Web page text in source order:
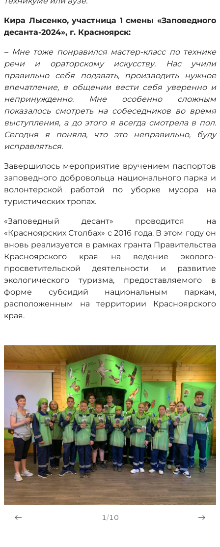
Кира Лысенко, участница 1 смены «Заповедного
десанта-2024», г. Красноярск:
– Мне тоже понравился мастер-класс по технике
речи и ораторскому искусству. Нас учили
правильно себя подавать, производить нужное
впечатление, в общении вести себя уверенно и
непринужденно. Мне особенно сложным
показалось смотреть на собеседников во время
выступления, а до этого я всегда смотрела в пол.
Сегодня я поняла, что это неправильно, буду
исправляться.
Завершилось мероприятие вручением паспортов
заповедного добровольца национального парка и
волонтерской работой по уборке мусора на
туристических тропах.
«Заповедный десант» проводится на
«Красноярских Столбах» с 2016 года. В этом году он
вновь реализуется в рамках гранта Правительства
Красноярского края на ведение эколого-
просветительской деятельности и развитие
экологического туризма, предоставляемого в
форме субсидий национальным паркам,
расположенным на территории Красноярского
края.
1/10